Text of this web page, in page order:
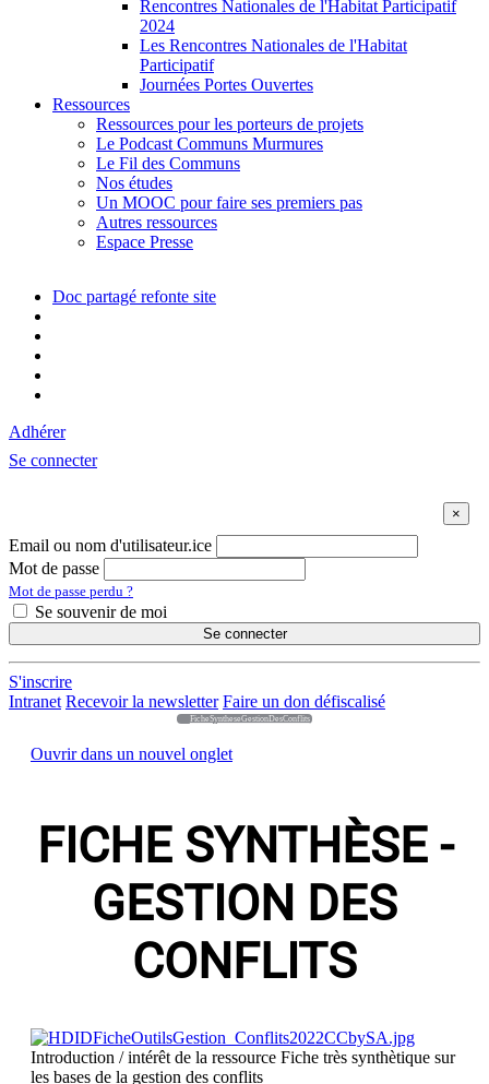
Rencontres Nationales de l'Habitat Participatif
2024
Les Rencontres Nationales de l'Habitat
Participatif
Journées Portes Ouvertes
Ressources
Ressources pour les porteurs de projets
Le Podcast Communs Murmures
Le Fil des Communs
Nos études
Un MOOC pour faire ses premiers pas
Autres ressources
Espace Presse
Doc partagé refonte site
Adhérer
Se connecter
Email ou nom d'utilisateur.ice
Mot de passe
Mot de passe perdu ?
Se souvenir de moi
Se connecter
S'inscrire
Intranet Recevoir la newsletter Faire un don défiscalisé
FicheSyntheseGestionDesConflits
Ouvrir dans un nouvel onglet
FICHE SYNTHÈSE -
GESTION DES
CONFLITS
Introduction / intérêt de la ressource Fiche très synthètique sur
les bases de la gestion des conflits